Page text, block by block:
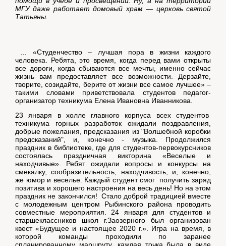
МГУ даже работает домовый храм — церковь святой
Татьяны.
... «Студенчество – лучшая пора в жизни каждого
человека. Ребята, это время, когда перед вами открыты
все дороги, когда сбываются все мечты, именно сейчас
жизнь вам предоставляет все возможности. Дерзайте,
творите, созидайте, берите от жизни все самое лучшее» –
такими словами приветствовала студентов педагог-
организатор техникума Елена Ивановна Иванникова.
23 января в холле главного корпуса всех студентов
техникума горных разработок ожидали поздравления,
добрые пожелания, предсказания из "Волшебной коробки
предсказаний", и, конечно - музыка. Продолжился
праздник в библиотеке, где для студентов-первокурсников
состоялась праздничная викторина «Веселые и
находчивые». Ребят ожидали вопросы и конкурсы на
смекалку, сообразительность, находчивость, и, конечно,
же юмор и веселье. Каждый студент смог получить заряд
позитива и хорошего настроения на весь день! Но на этом
праздник не закончился! Стало доброй традицией вместе
с молодежным центром Рыбинского района проводить
совместные мероприятия. 24 января для студентов и
старшеклассников школ г.Заозерного был организован
квест «Будущее и настоящее 2020 г.». Игра на время, в
которой команды проходили по заранее